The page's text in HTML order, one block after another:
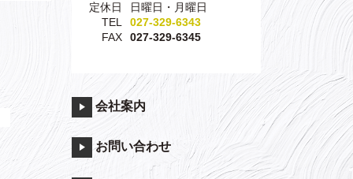
定休日
日曜日・月曜日
TEL
027-329-6343
FAX
027-329-6345
会社案内
お問い合わせ